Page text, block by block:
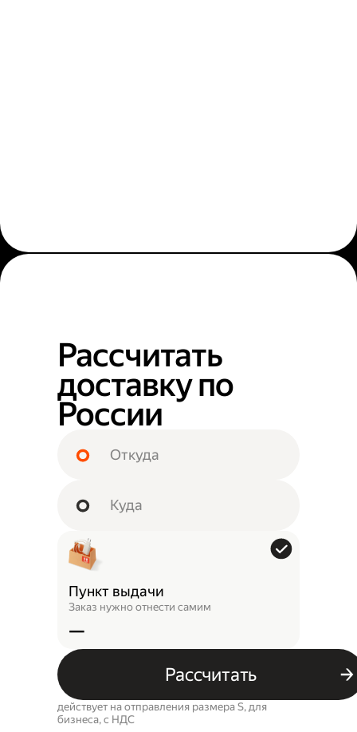
Рассчитать
доставку по
России
Пункт выдачи
Заказ нужно отнести самим
—
Рассчитать
действует на отправления размера S, для
бизнеса, c НДС